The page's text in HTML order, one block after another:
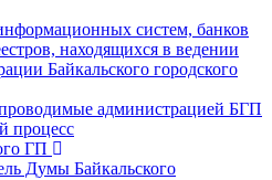
систем, банков
находящихся в ведении
Байкальского городского
администрацией БГП
процесс
ГП
Думы Байкальского